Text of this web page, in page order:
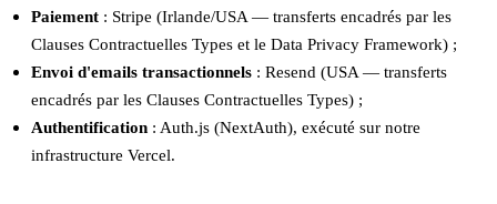
Paiement : Stripe (Irlande/USA — transferts encadrés par les
Clauses Contractuelles Types et le Data Privacy Framework) ;
Envoi d'emails transactionnels : Resend (USA — transferts
encadrés par les Clauses Contractuelles Types) ;
Authentification : Auth.js (NextAuth), exécuté sur notre
infrastructure Vercel.